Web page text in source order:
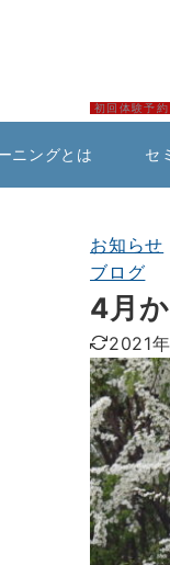
初回体験予約
ニングとは セ
お知らせ
ブログ
4月
2021